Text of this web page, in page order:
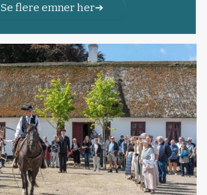
Se flere emner her